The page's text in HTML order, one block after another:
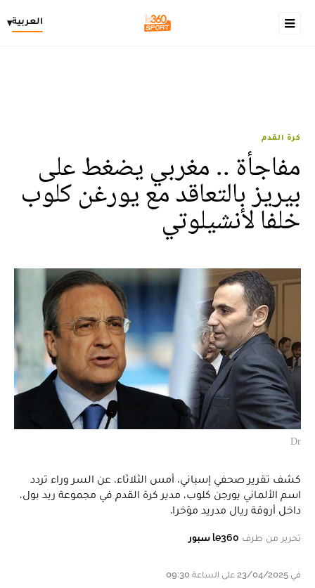
العربية▾
كرة القدم
مفاجأة .. مغربي يضغط على
بيريز بالتعاقد مع يورغن كلوب
خلفا لأنشيلوتي
Dr
كشف تقرير صحفي إسباني، أمس الثلاثاء، عن السر وراء تردد
اسم الألماني يورجن كلوب، مدير كرة القدم في مجموعة ريد بول،
داخل أروقة ريال مدريد مؤخرا.
تحرير من طرف le360 سبور
في 23/04/2025 على الساعة 09:30